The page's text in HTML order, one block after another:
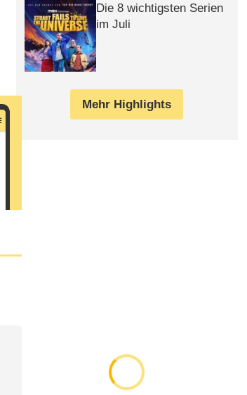
Die 8 wichtigsten Serien
im Juli
Mehr Highlights